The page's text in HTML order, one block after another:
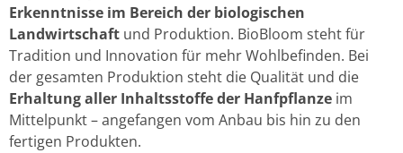
Erkenntnisse im Bereich der biologischen
Landwirtschaft und Produktion. BioBloom steht für
Tradition und Innovation für mehr Wohlbefinden. Bei
der gesamten Produktion steht die Qualität und die
Erhaltung aller Inhaltsstoffe der Hanfpflanze im
Mittelpunkt – angefangen vom Anbau bis hin zu den
fertigen Produkten.